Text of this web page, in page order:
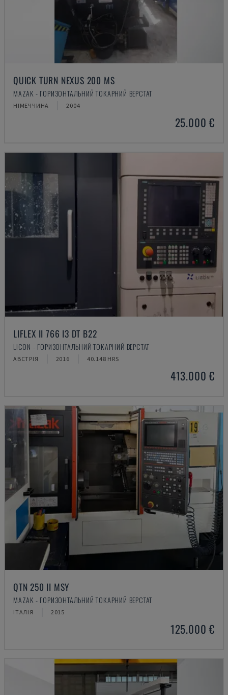
QUICK TURN NEXUS 200 MS
MAZAK - ГОРИЗОНТАЛЬНИЙ ТОКАРНИЙ ВЕРСТАТ
НІМЕЧЧИНА 2004
25.000 €
LIFLEX II 766 I3 DT B22
LICON - ГОРИЗОНТАЛЬНИЙ ТОКАРНИЙ ВЕРСТАТ
АВСТРІЯ 2016 40.148 HRS
413.000 €
QTN 250 II MSY
MAZAK - ГОРИЗОНТАЛЬНИЙ ТОКАРНИЙ ВЕРСТАТ
ІТАЛІЯ 2015
125.000 €